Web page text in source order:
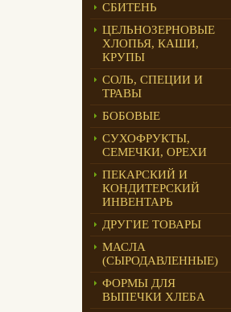
Едлин Хлеб
СБИТЕНЬ
ЦЕЛЬНОЗЕРНОВЫЕ
ХЛОПЬЯ, КАШИ,
КРУПЫ
СОЛЬ, СПЕЦИИ И
ТРАВЫ
БОБОВЫЕ
СУХОФРУКТЫ,
СЕМЕЧКИ, ОРЕХИ
ПЕКАРСКИЙ И
КОНДИТЕРСКИЙ
ИНВЕНТАРЬ
ДРУГИЕ ТОВАРЫ
МАСЛА
(СЫРОДАВЛЕННЫЕ)
ФОРМЫ ДЛЯ
ВЫПЕЧКИ ХЛЕБА